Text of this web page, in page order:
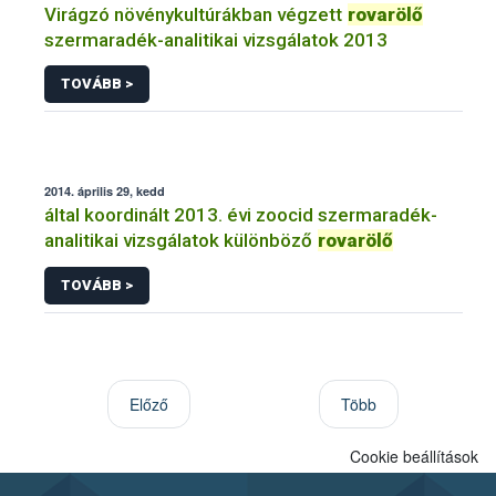
Virágzó növénykultúrákban végzett rovarölő
szermaradék-analitikai vizsgálatok 2013
TOVÁBB >
2014. április 29, kedd
által koordinált 2013. évi zoocid szermaradék-
analitikai vizsgálatok különböző rovarölő
TOVÁBB >
Előző Több
Cookie beállítások